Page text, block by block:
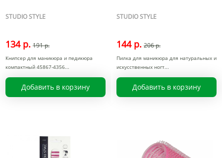
STUDIO STYLE
134 р. 191 р.
Книпсер для маникюра и педикюра
компактный 45867-4356
Добавить в корзину
STUDIO STYLE
144 р. 206 р.
Пилка для маникюра для натуральных и
искусcтвенных ногт
Добавить в корзину